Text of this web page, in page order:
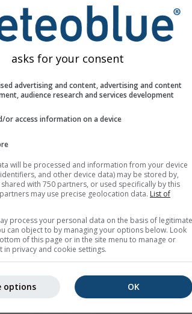
offre toutes les informations
asks for your consent
advertising and content, advertising and content
audience research and services development
or access information on a device
will be processed and information from your device
and other device data) may be stored by,
with 750 partners, or used specifically by this
may use precise geolocation data. List of
process your personal data on the basis of legitimate
can object to by managing your options below. Look
of this page or in the site menu to manage or
in privacy and cookie settings.
OK
options